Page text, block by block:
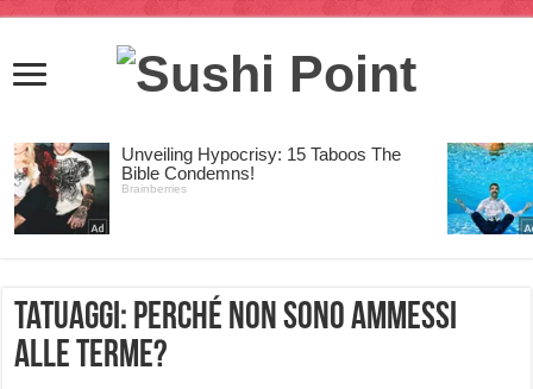
Tatuaggi: perché non sono ammessi
alle terme?